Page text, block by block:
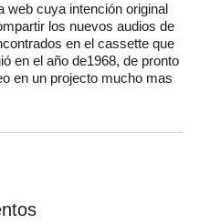
web cuya intención original
los nuevos audios de
en el cassette que
en el año de1968, de pronto
en un projecto mucho mas